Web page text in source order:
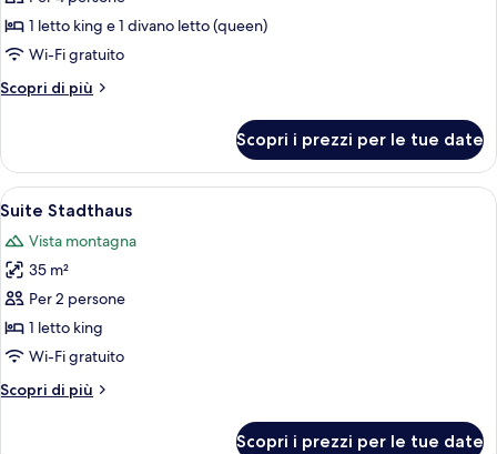
Suite
Maximilian
2
1 letto king e 1 divano letto (queen)
Wi-Fi gratuito
Scopri di più
Altri
Maximilian
with
2
Scopri i prezzi per le tue date
Apri
tutte
le
foto
per
Suite
Stadthaus
Una camera d'albergo con un letto,
5
Suite Stadthaus
Vista montagna
35 m²
Per 2 persone
1 letto king
Wi-Fi gratuito
Scopri di più
Altri
Scopri i prezzi per le tue date